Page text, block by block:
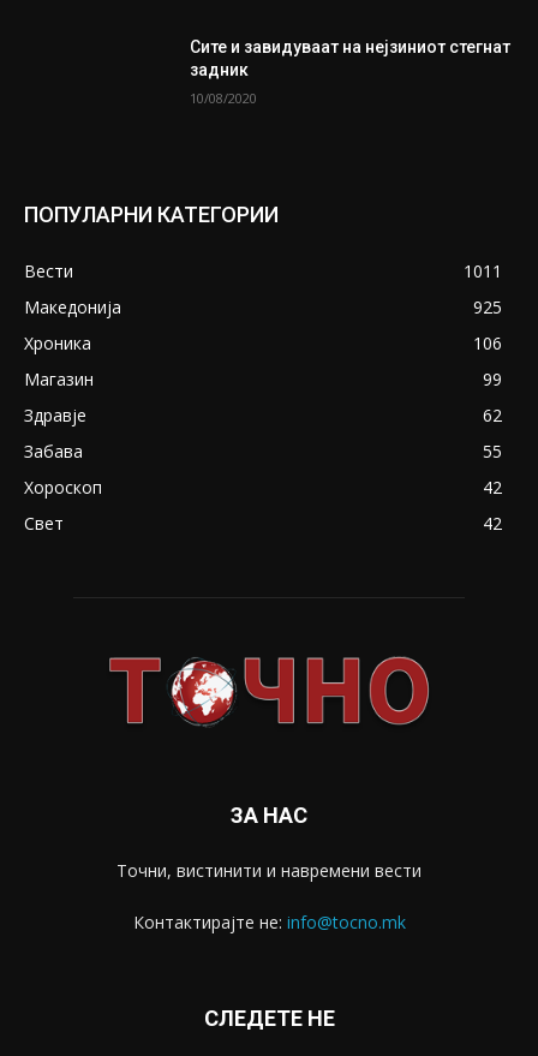
Сите и завидуваат на нејзиниот стегнат
задник
10/08/2020
ПОПУЛАРНИ КАТЕГОРИИ
Вести
1011
Македонија
925
Хроника
106
Магазин
99
Здравје
62
Забава
55
Хороскоп
42
Свет
42
ЗА НАС
Точни, вистинити и навремени вести
Контактирајте не: info@tocno.mk
СЛЕДЕТЕ НЕ